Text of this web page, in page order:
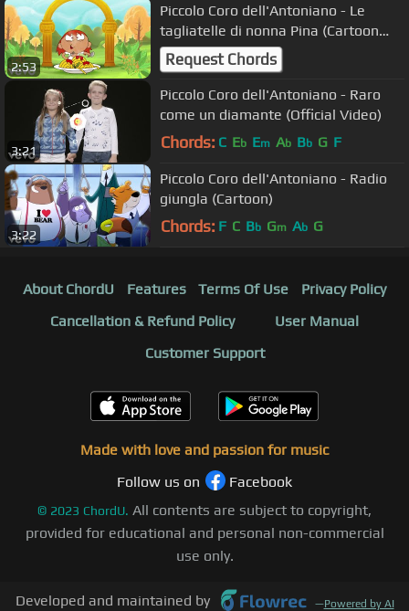
2:53
Piccolo Coro dell'Antoniano - Le
tagliatelle di nonna Pina (Cartoon
New Version)
Request Chords
3:21
Piccolo Coro dell'Antoniano - Raro
come un diamante (Official Video)
Chords: C Eb Em Ab Bb G F
3:22
Piccolo Coro dell'Antoniano - Radio
giungla (Cartoon)
Chords: F C Bb Gm Ab G
About ChordU Features Terms Of Use
Privacy Policy
Cancellation & Refund Policy
User Manual
Customer Support
Made with love and passion for music
Follow us on
Facebook
© 2023 ChordU. All contents are subject to copyright,
provided for educational and personal non-commercial
use only.
Developed and maintained by —Powered by AI